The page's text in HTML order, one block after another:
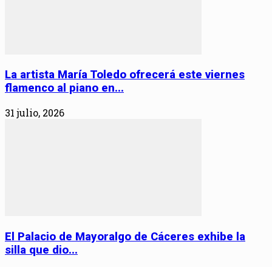
La artista María Toledo ofrecerá este viernes
flamenco al piano en...
31 julio, 2026
El Palacio de Mayoralgo de Cáceres exhibe la
silla que dio...